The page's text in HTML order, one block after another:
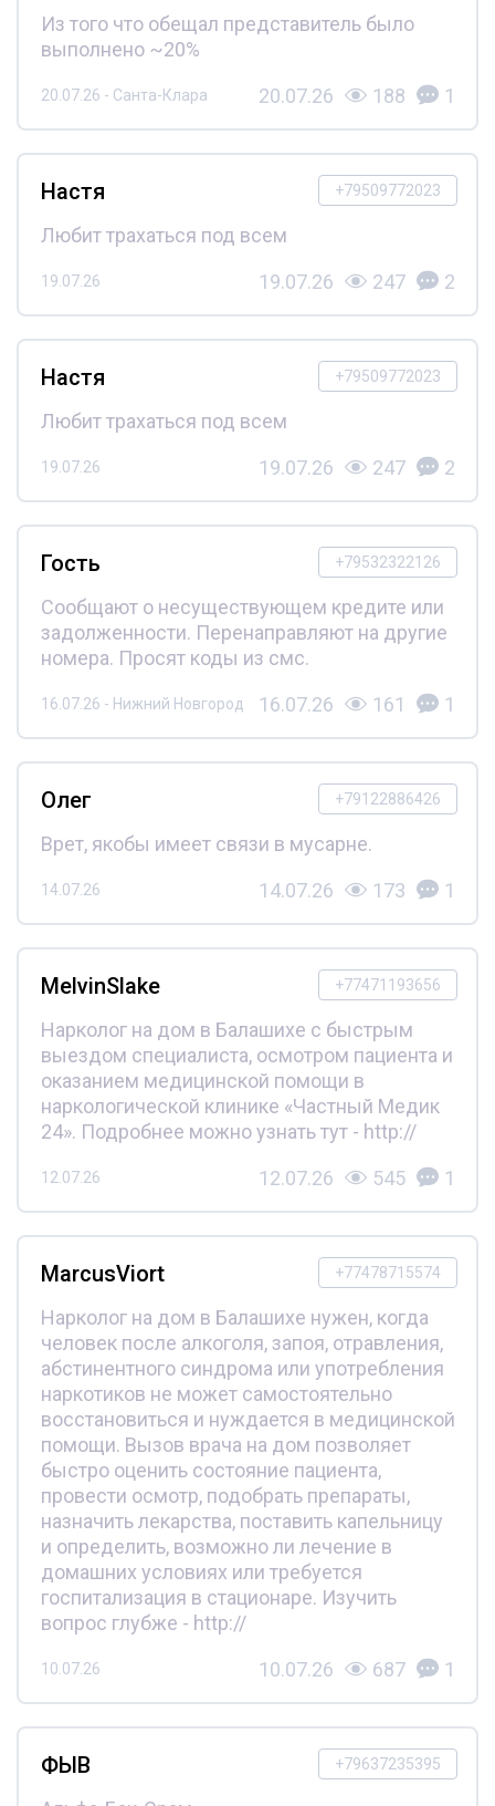
Из того что обещал представитель было
выполнено ~20%
20.07.26 - Санта-Клара 20.07.26 188 1
+79509772023
Настя
Любит трахаться под всем
19.07.26 19.07.26 247 2
+79509772023
Настя
Любит трахаться под всем
19.07.26 19.07.26 247 2
+79532322126
Гость
Сообщают о несуществующем кредите или
задолженности. Перенаправляют на другие
номера. Просят коды из смс.
16.07.26 - Нижний Новгород 16.07.26 161 1
+79122886426
Олег
Врет, якобы имеет связи в мусарне.
14.07.26 14.07.26 173 1
+77471193656
MelvinSlake
Нарколог на дом в Балашихе с быстрым
выездом специалиста, осмотром пациента и
оказанием медицинской помощи в
наркологической клинике «Частный Медик
24». Подробнее можно узнать тут - http://
12.07.26 12.07.26 545 1
+77478715574
MarcusViort
Нарколог на дом в Балашихе нужен, когда
человек после алкоголя, запоя, отравления,
абстинентного синдрома или употребления
наркотиков не может самостоятельно
восстановиться и нуждается в медицинской
помощи. Вызов врача на дом позволяет
быстро оценить состояние пациента,
провести осмотр, подобрать препараты,
назначить лекарства, поставить капельницу
и определить, возможно ли лечение в
домашних условиях или требуется
госпитализация в стационаре. Изучить
вопрос глубже - http://
10.07.26 10.07.26 687 1
+79637235395
ФЫВ